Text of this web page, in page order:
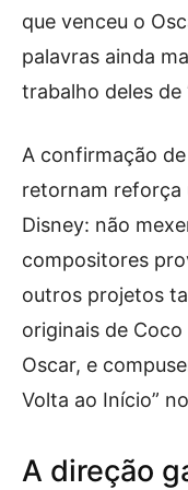
que venceu o
palavras ainda
trabalho deles de
A confirmação
retornam reforça
Disney: não
compositores
outros projetos
originais de Coco
Oscar, e
Volta ao Início”
A direção